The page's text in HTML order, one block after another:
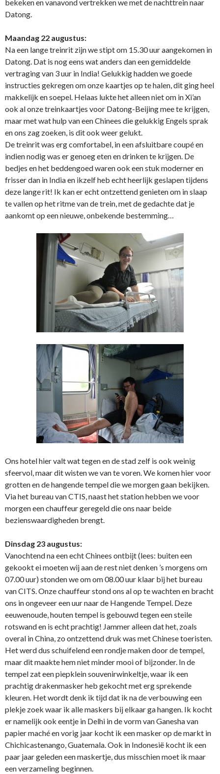
bekeken en vanavond vertrekken we met de nachttrein naar
Datong.
Maandag 22 augustus:
Na een lange treinrit zijn we stipt om 15.30 uur aangekomen in
Datong. Dat is nog eens wat anders dan een gemiddelde
vertraging van 3 uur in India! Gelukkig hadden we goede
instructies gekregen om onze kaartjes op te halen, dit ging heel
makkelijk en soepel. Helaas lukte het alleen niet om in Xi’an
ook al onze treinkaartjes voor Datong-Beijing mee te krijgen,
maar met wat hulp van een Chinees die gelukkig Engels sprak
en ons zag zoeken, is dit ook weer gelukt.
De treinrit was erg comfortabel, in een afsluitbare coupé en
indien nodig was er genoeg eten en drinken te krijgen. De
bedjes en het beddengoed waren ook een stuk moderner en
frisser dan in India en ikzelf heb echt heerlijk geslapen tijdens
deze lange rit! Ik kan er echt ontzettend genieten om in slaap
te vallen op het ritme van de trein, met de gedachte dat je
aankomt op een nieuwe, onbekende bestemming…
Ons hotel hier valt wat tegen en de stad zelf is ook weinig
sfeervol, maar dit wisten we van te voren. We komen hier voor
grotten en de hangende tempel die we morgen gaan bekijken.
Via het bureau van CTIS, naast het station hebben we voor
morgen een chauffeur geregeld die ons naar beide
bezienswaardigheden brengt.
Dinsdag 23 augustus:
Vanochtend na een echt Chinees ontbijt (lees: buiten een
gekookt ei moeten wij aan de rest niet denken ’s morgens om
07.00 uur) stonden we om om 08.00 uur klaar bij het bureau
van CITS. Onze chauffeur stond ons al op te wachten en bracht
ons in ongeveer een uur naar de Hangende Tempel. Deze
eeuwenoude, houten tempel is gebouwd tegen een steile
rotswand en is echt prachtig! Jammer alleen dat het, zoals
overal in China, zo ontzettend druk was met Chinese toeristen.
Het werd dus schuifelend een rondje maken door de tempel,
maar dit maakte hem niet minder mooi of bijzonder. In de
tempel zat een piepklein souvenirwinkeltje, waar ik een
prachtig drakenmasker heb gekocht met erg sprekende
kleuren. Het wordt denk ik tijd dat ik na de verbouwing een
plekje zoek waar ik alle maskers bij elkaar ga hangen. Ik kocht
er namelijk ook eentje in Delhi in de vorm van Ganesha van
papier maché en vorig jaar kocht ik een masker op de markt in
Chichicastenango, Guatemala. Ook in Indonesië kocht ik een
paar jaar geleden een maskertje, dus misschien moet ik maar
een verzameling beginnen.